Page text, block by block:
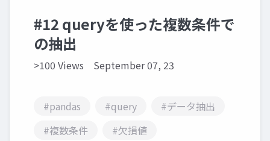
#12 queryを使った複数条件で
の抽出
>100 Views September 07, 23
#pandas #query
#データ抽出
#複数条件
#欠損値